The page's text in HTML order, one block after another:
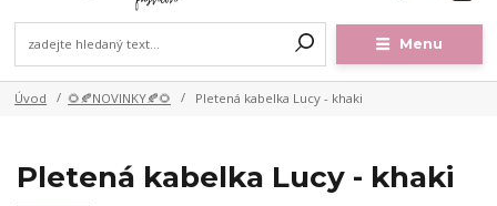
Menu
Úvod 🌻🍂NOVINKY🍂🌻 Pletená kabelka Lucy - khaki
Pletená kabelka Lucy - khaki